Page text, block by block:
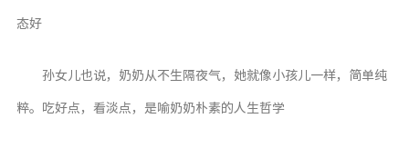
态好
孙女儿也说，奶奶从不生隔夜气，她就像小孩儿一样，简单纯
粹。吃好点，看淡点，是喻奶奶朴素的人生哲学